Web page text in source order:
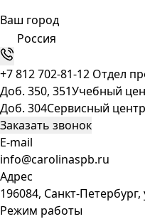
Ваш город
Россия
+7 812 702-81-12 Отдел
Доб. 350, 351Учебный
Доб. 304Сервисный центр
Заказать звонок
E-mail
info@carolinaspb.ru
Адрес
196084, Санкт-
Режим работы